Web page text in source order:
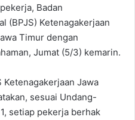
Badan
(BPJS) Ketenagakerjaan
Timur dengan
Jumat (5/3) kemarin.
Jawa
sesuai Undang-
setiap pekerja berhak